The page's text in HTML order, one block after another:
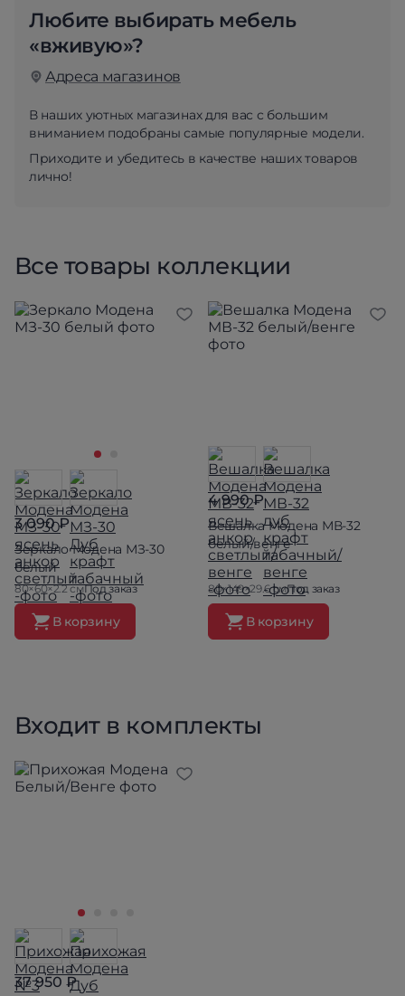
Любите выбирать мебель
«вживую»?
Адреса магазинов
В наших уютных магазинах для вас с большим
вниманием подобраны самые популярные модели.
Приходите и убедитесь в качестве наших товаров
лично!
Все товары коллекции
3 090 ₽
Зеркало Модена МЗ-30
белый
80×60×2.2 смПод заказ
В корзину
4 990 ₽
Вешалка Модена МВ-32
белый/венге
80×149×29.6 смПод заказ
В корзину
Входит в комплекты
37 950 ₽